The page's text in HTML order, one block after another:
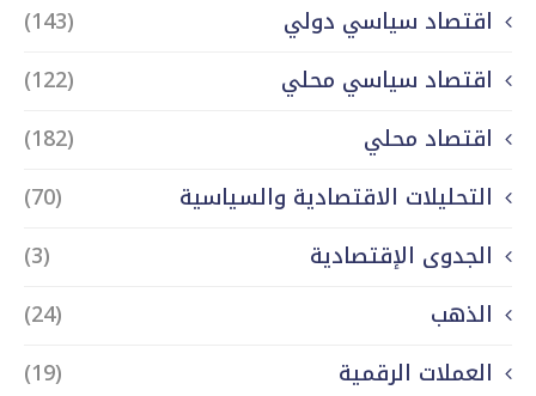
اقتصاد سياسي دولي
(143)
اقتصاد سياسي محلي
(122)
اقتصاد محلي
(182)
التحليلات الاقتصادية والسياسية
(70)
الجدوى الإقتصادية
(3)
الذهب
(24)
العملات الرقمية
(19)